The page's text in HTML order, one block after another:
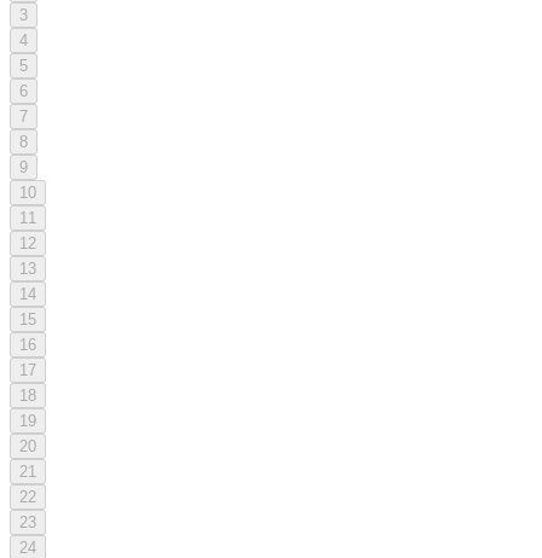
3
4
5
6
7
8
9
10
11
12
13
14
15
16
17
18
19
20
21
22
23
24